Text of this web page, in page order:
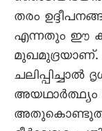
തരം
എന്നതും ഈ
മുഖമുദ്രയാണ്.
ചലിപ്പിച്ചാൽ
അയഥാർത്ഥ്യം